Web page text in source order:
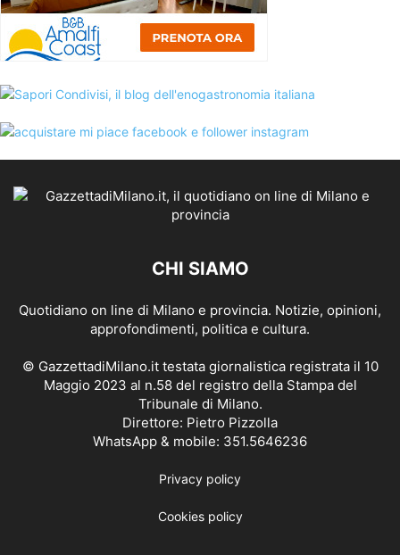
CHI SIAMO
Quotidiano on line di Milano e provincia. Notizie, opinioni,
approfondimenti, politica e cultura.
© GazzettadiMilano.it testata giornalistica registrata il 10
Maggio 2023 al n.58 del registro della Stampa del
Tribunale di Milano.
Direttore: Pietro Pizzolla
WhatsApp & mobile: 351.5646236
Privacy policy
Cookies policy